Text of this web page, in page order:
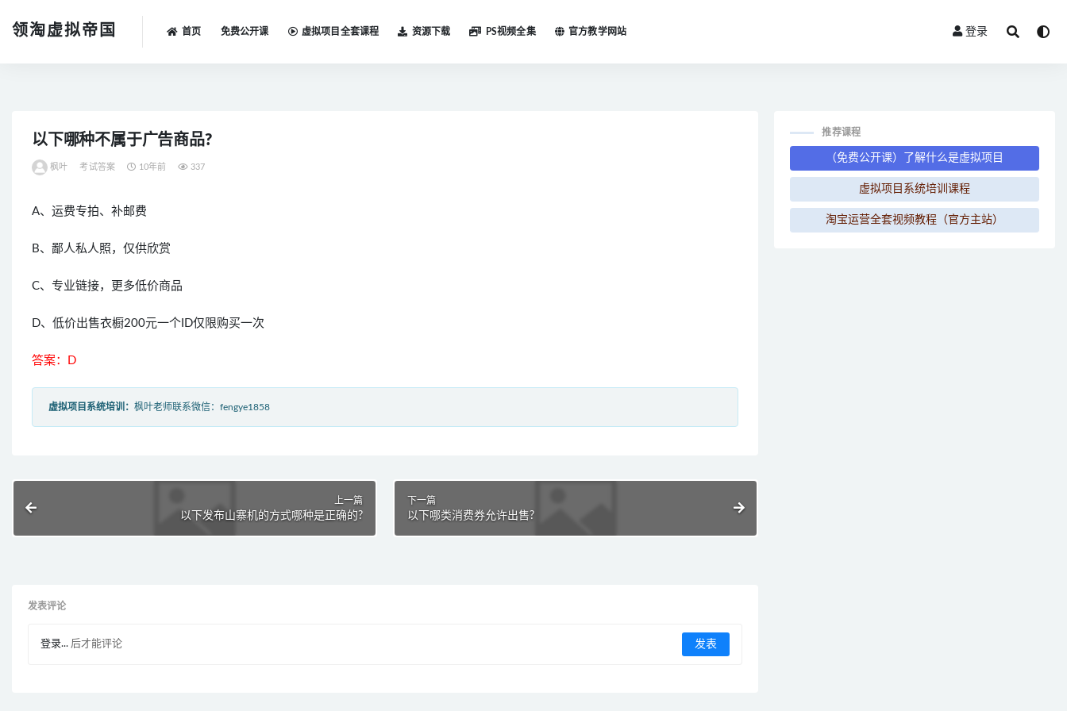
领淘虚拟帝国 首页 免费公开课 虚拟项目全套课程 资源下载 PS视频全集 官方教学网站 登录
以下哪种不属于广告商品?
枫叶 考试答案 10年前 337
A、运费专拍、补邮费
B、鄙人私人照，仅供欣赏
C、专业链接，更多低价商品
D、低价出售衣橱200元一个ID仅限购买一次
答案：D
虚拟项目系统培训： 枫叶老师联系微信：fengye1858
上一篇
以下发布山寨机的方式哪种是正确的?
下一篇
以下哪类消费券允许出售?
发表评论
登录... 后才能评论
推荐课程
（免费公开课）了解什么是虚拟项目
虚拟项目系统培训课程
淘宝运营全套视频教程（官方主站）